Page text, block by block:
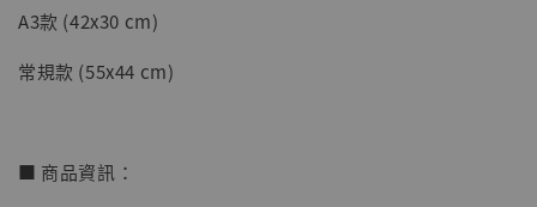
【店內現貨】七龍珠 系列蒐藏雕像 悟空 鳥山
明紀念款 [奇蹟工作室]
A3款 (42x30 cm)
常規款 (55x44 cm)
■ 商品資訊：